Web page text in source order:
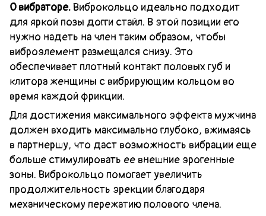
О вибраторе.Виброкольцо идеально подходит
для яркой позы догги стайл. В этой позиции его
нужно надеть на член таким образом, чтобы
виброэлемент размещался снизу. Это
обеспечивает плотный контакт половых губ и
клитора женщины с вибрирующим кольцом во
время каждой фрикции.
Для достижения максимального эффекта мужчина
должен входить максимально глубоко, вжимаясь
в партнершу, что даст возможность вибрации еще
больше стимулировать ее внешние эрогенные
зоны. Виброкольцо помогает увеличить
продолжительность эрекции благодаря
механическому пережатию полового члена.